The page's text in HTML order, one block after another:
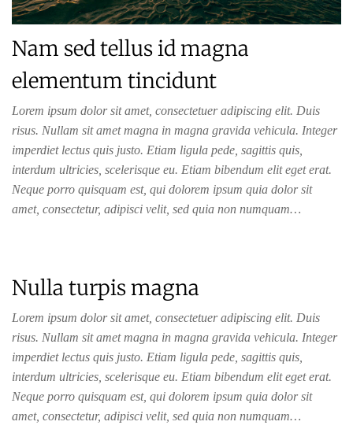
Nam sed tellus id magna
elementum tincidunt
Lorem ipsum dolor sit amet, consectetuer adipiscing elit. Duis
risus. Nullam sit amet magna in magna gravida vehicula. Integer
imperdiet lectus quis justo. Etiam ligula pede, sagittis quis,
interdum ultricies, scelerisque eu. Etiam bibendum elit eget erat.
Neque porro quisquam est, qui dolorem ipsum quia dolor sit
amet, consectetur, adipisci velit, sed quia non numquam…
Nulla turpis magna
Lorem ipsum dolor sit amet, consectetuer adipiscing elit. Duis
risus. Nullam sit amet magna in magna gravida vehicula. Integer
imperdiet lectus quis justo. Etiam ligula pede, sagittis quis,
interdum ultricies, scelerisque eu. Etiam bibendum elit eget erat.
Neque porro quisquam est, qui dolorem ipsum quia dolor sit
amet, consectetur, adipisci velit, sed quia non numquam…